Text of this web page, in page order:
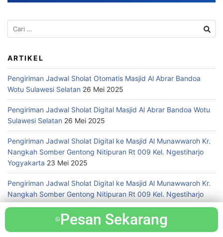
Pesan Sekarang
Pesan Sekarang
ARTIKEL
Pengiriman Jadwal Sholat Otomatis Masjid Al Abrar Bandoa
Wotu Sulawesi Selatan 26 Mei 2025
Pengiriman Jadwal Sholat Digital Masjid Al Abrar Bandoa Wotu
Sulawesi Selatan 26 Mei 2025
Pengiriman Jadwal Sholat Digital ke Masjid Al Munawwaroh Kr.
Nangkah Somber Gentong Nitipuran Rt 009 Kel. Ngestiharjo
Yogyakarta 23 Mei 2025
Pengiriman Jadwal Sholat Digital ke Masjid Al Munawwaroh Kr.
Nangkah Somber Gentong Nitipuran Rt 009 Kel. Ngestiharjo
Yogyakarta 23 Mei 2025
Pengiriman Jam Waktu Sholat Masjid Al Munawwaroh Kr.